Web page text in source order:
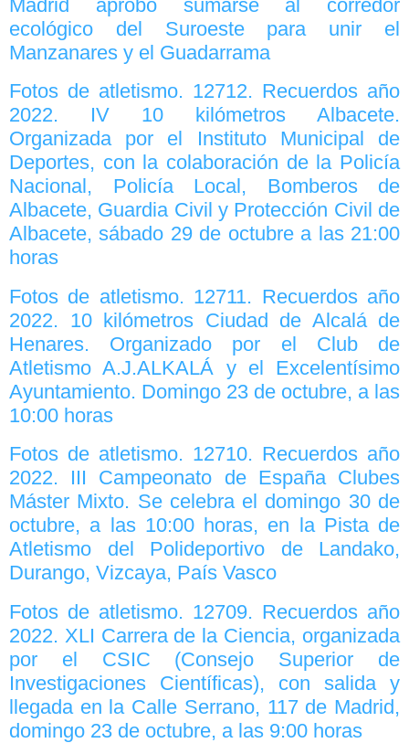
Madrid aprobó sumarse al corredor
ecológico del Suroeste para unir el
Manzanares y el Guadarrama
Fotos de atletismo. 12712. Recuerdos año
2022. IV 10 kilómetros Albacete.
Organizada por el Instituto Municipal de
Deportes, con la colaboración de la Policía
Nacional, Policía Local, Bomberos de
Albacete, Guardia Civil y Protección Civil de
Albacete, sábado 29 de octubre a las 21:00
horas
Fotos de atletismo. 12711. Recuerdos año
2022. 10 kilómetros Ciudad de Alcalá de
Henares. Organizado por el Club de
Atletismo A.J.ALKALÁ y el Excelentísimo
Ayuntamiento. Domingo 23 de octubre, a las
10:00 horas
Fotos de atletismo. 12710. Recuerdos año
2022. III Campeonato de España Clubes
Máster Mixto. Se celebra el domingo 30 de
octubre, a las 10:00 horas, en la Pista de
Atletismo del Polideportivo de Landako,
Durango, Vizcaya, País Vasco
Fotos de atletismo. 12709. Recuerdos año
2022. XLI Carrera de la Ciencia, organizada
por el CSIC (Consejo Superior de
Investigaciones Científicas), con salida y
llegada en la Calle Serrano, 117 de Madrid,
domingo 23 de octubre, a las 9:00 horas